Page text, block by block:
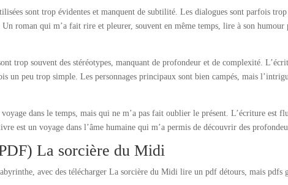
sont trop évidentes et manquent de subtilité. Les dialogues sont parfois
roman qui m’a fait rire et pleurer, souvent en même temps, lire à son
trop souvent des stéréotypes, manquant de profondeur et de complexité.
un peu trop simple. Les personnages principaux sont bien campés, mais
dans le temps, mais qui ne m’a pas fait oublier le présent. L’écriture est
est un voyage dans l’âme humaine qui m’a permis de découvrir des
La sorcière du Midi
avec des télécharger La sorcière du Midi lire un pdf détours, mais pdfs